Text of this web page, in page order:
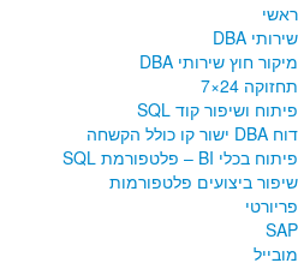
ראשי
שירותי DBA‎
מיקור חוץ שירותי DBA
תחזוקה 24×7
פיתוח ושיפור קוד SQL
דוח DBA ישור קו כולל הקשחה
פיתוח בכלי BI – פלטפורמת SQL
שיפור ביצועים פלטפורמות
פריורטי
SAP
מובייל